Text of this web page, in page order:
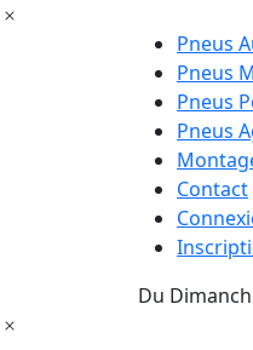
Pneus
Pneus
Pneus
Pneus
Contact
Du